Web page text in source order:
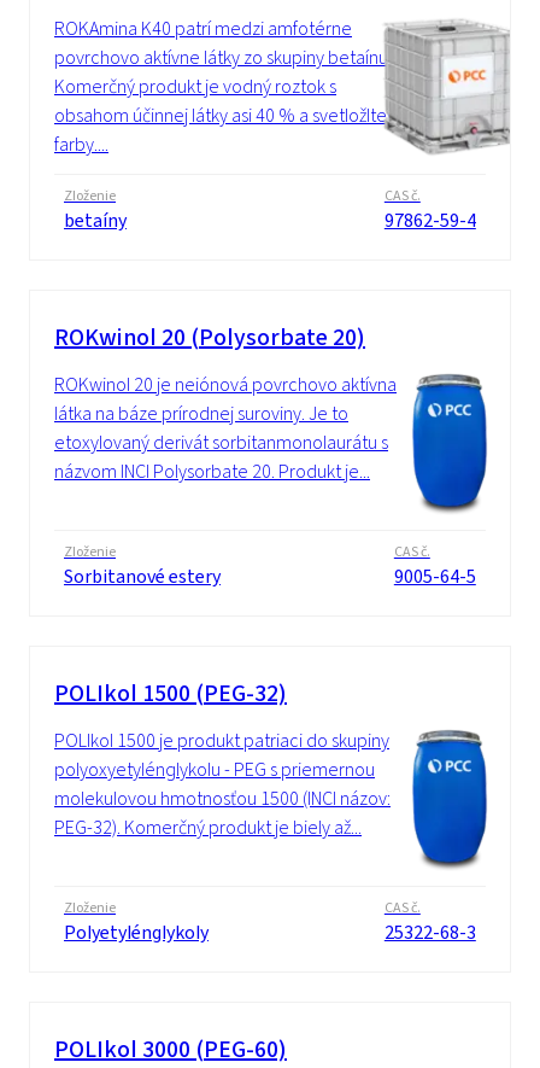
ROKAmina K40 patrí medzi amfotérne
povrchovo aktívne látky zo skupiny betaínu.
Komerčný produkt je vodný roztok s
obsahom účinnej látky asi 40 % a svetložltej
farby....
Zloženie
betaíny
CAS č.
97862-59-4
ROKwinol 20 (Polysorbate 20)
ROKwinol 20 je neiónová povrchovo aktívna
látka na báze prírodnej suroviny. Je to
etoxylovaný derivát sorbitanmonolaurátu s
názvom INCI Polysorbate 20. Produkt je...
Zloženie
Sorbitanové estery
CAS č.
9005-64-5
POLIkol 1500 (PEG-32)
POLIkol 1500 je produkt patriaci do skupiny
polyoxyetylénglykolu - PEG s priemernou
molekulovou hmotnosťou 1500 (INCI názov:
PEG-32). Komerčný produkt je biely až...
Zloženie
Polyetylénglykoly
CAS č.
25322-68-3
POLIkol 3000 (PEG-60)